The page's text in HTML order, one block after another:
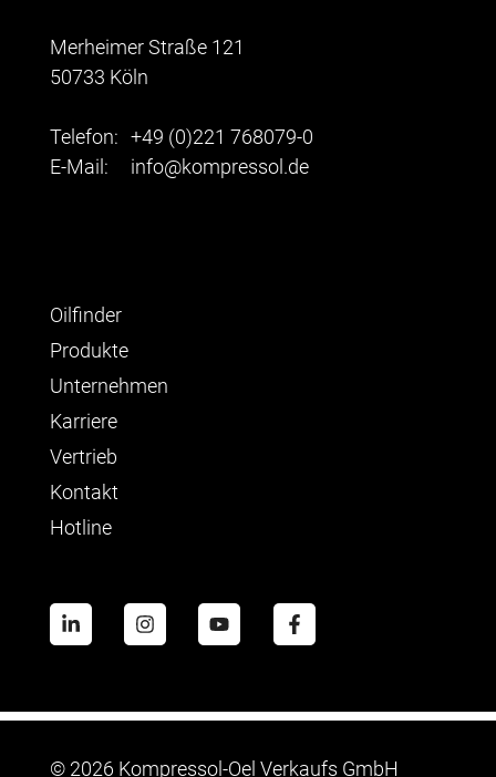
Merheimer Straße 121
50733 Köln
Telefon: +49 (0)221 768079-0
E-Mail:
info@kompressol.de
Oilfinder
Produkte
Unternehmen
Karriere
Vertrieb
Kontakt
Hotline
© 2026 Kompressol-Oel Verkaufs GmbH